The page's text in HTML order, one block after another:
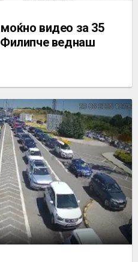
видео за 35
Филипче веднаш